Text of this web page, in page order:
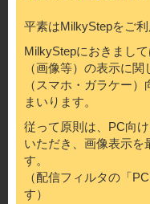
平素はMilkyStepをご
MilkyStepにおきまし
（画像等）の表示に
（スマホ・ガラケー
まいります。
従って原則は、PC向
いただき、画像表示を
す。
（配信フィルタの「
す）